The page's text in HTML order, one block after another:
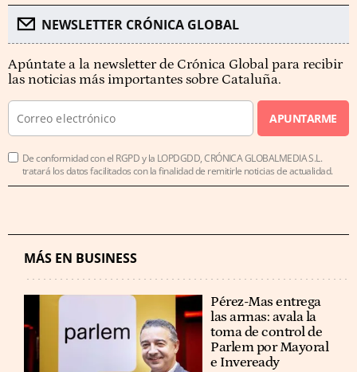
NEWSLETTER CRÓNICA GLOBAL
Apúntate a la newsletter de Crónica Global para recibir
las noticias más importantes sobre Cataluña.
APUNTARME
De conformidad con el RGPD y la LOPDGDD, CRÓNICA GLOBALMEDIA S.L.
tratará los datos facilitados con la finalidad de remitirle noticias de actualidad.
MÁS EN BUSINESS
Pérez-Mas entrega
las armas: avala la
toma de control de
Parlem por Mayoral
e Inveready